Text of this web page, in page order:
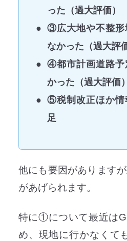
った（過大評価）
③広大地や不整形
なかった（過大評
④都市計画道路予
かった（過大評価）
⑤税制改正ほか情
足
他にも要因があります
があげられます。
特に①について最近は
め、現地に行かなくて